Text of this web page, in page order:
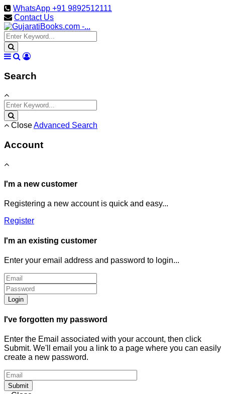
WhatsApp +91 9892512111
Contact Us
Search
CloseAdvanced Search
Account
I'm a new customer
Registering a new account is quick and easy...
Register
I'm an existing customer
Enter your email address and password to login...
Login
I've forgotten my password
Enter the Email associated with your account, then click
Submit. We'll email you a link to a page where you can easily
create a new password.
Submit